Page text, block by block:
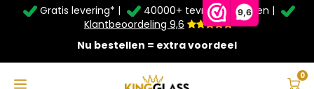
9,6
Service & Contact
Taal
Gratis levering* |
40000+ tevreden klanten |
Klantbeoordeling 9,6
Nu bestellen = extra voordeel
0
Zomer Deals: Tot 20% kortingop schuifwanden en
veranda's +€20extra kassa korting*